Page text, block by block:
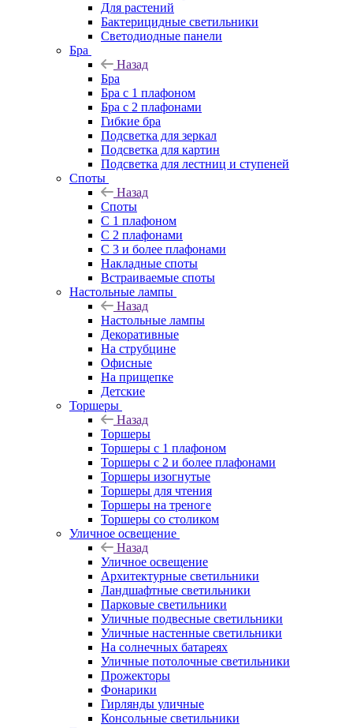
Для растений
Бактерицидные светильники
Светодиодные панели
Бра
Назад
Бра
Бра с 1 плафоном
Бра с 2 плафонами
Гибкие бра
Подсветка для зеркал
Подсветка для картин
Подсветка для лестниц и ступеней
Споты
Назад
Споты
С 1 плафоном
С 2 плафонами
С 3 и более плафонами
Накладные споты
Встраиваемые споты
Настольные лампы
Назад
Настольные лампы
Декоративные
На струбцине
Офисные
На прищепке
Детские
Торшеры
Назад
Торшеры
Торшеры с 1 плафоном
Торшеры с 2 и более плафонами
Торшеры изогнутые
Торшеры для чтения
Торшеры на треноге
Торшеры со столиком
Уличное освещение
Назад
Уличное освещение
Архитектурные светильники
Ландшафтные светильники
Парковые светильники
Уличные подвесные светильники
Уличные настенные светильники
На солнечных батареях
Уличные потолочные светильники
Прожекторы
Фонарики
Гирлянды уличные
Консольные светильники